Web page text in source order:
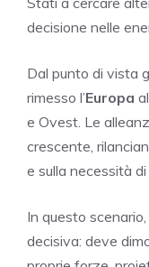
decisione nelle
Dal punto di vista
rimesso l’Europa
e Ovest. Le
crescente,
e sulla necessità
In questo scenario,
decisiva: deve